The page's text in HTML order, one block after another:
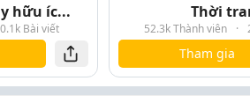
hữu íc...
Bài viết
Thời
52.3k Thành viên ·
Tham gia